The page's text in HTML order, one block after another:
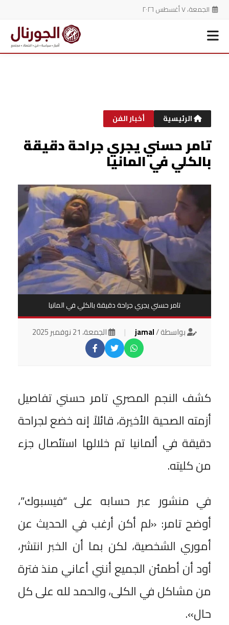
الجمعة، ٧ أغسطس ٢٠٢٦
الرئيسية أخبار الفن
تامر حسني يجري جراحة دقيقة
بالكلي في المانيا
تامر حسني يجري جراحة دقيقة بالكلي في المانيا
بواسطة /jamal
| الجمعة، 21 نوفمبر 2025
كشف النجم المصري تامر حسني تفاصيل
أزمته الصحية الأخيرة، قائلاً إنه خضع لجراحة
دقيقة في ألمانيا تم خلالها استئصال جزء
من كليته.
في منشور عبر حسابه على “فيسبوك”،
أوضح تامر: «لم أكن أرغب في الحديث عن
أموري الشخصية، لكن بما أن الخبر انتشر،
أود أن أطمئن الجميع أنني أعاني منذ فترة
من مشاكل في الكلى، والحمد لله على كل
حال».